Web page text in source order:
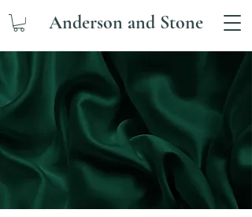
Anderson and Stone